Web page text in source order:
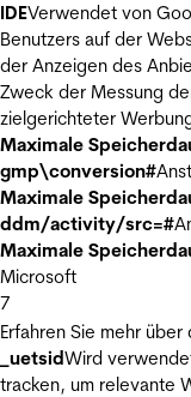
IDEVerwendet von
Benutzers auf der
der Anzeigen des
Zweck der Messung
zielgerichteter
Maximale
gmp\conversion#
Maximale
ddm/activity/src=#
Maximale
Microsoft
7
Erfahren Sie mehr
_uetsidWird
tracken, um relevante